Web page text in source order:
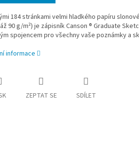
184 stránkami velmi hladkého papíru
90 g/m²) je zápisník Canson ® Graduate
spojencem pro všechny vaše poznámky a
informace
ZEPTAT SE SDÍLET